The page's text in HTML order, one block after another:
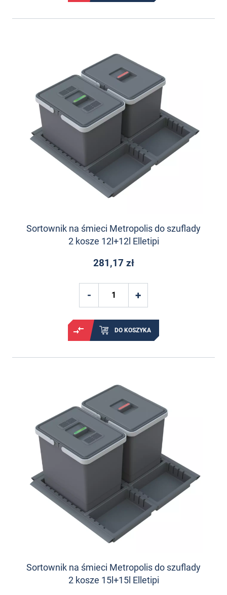
Sortownik na śmieci Metropolis do szuflady
2 kosze 12l+12l Elletipi
281,17 zł
DO KOSZYKA
Sortownik na śmieci Metropolis do szuflady
2 kosze 15l+15l Elletipi